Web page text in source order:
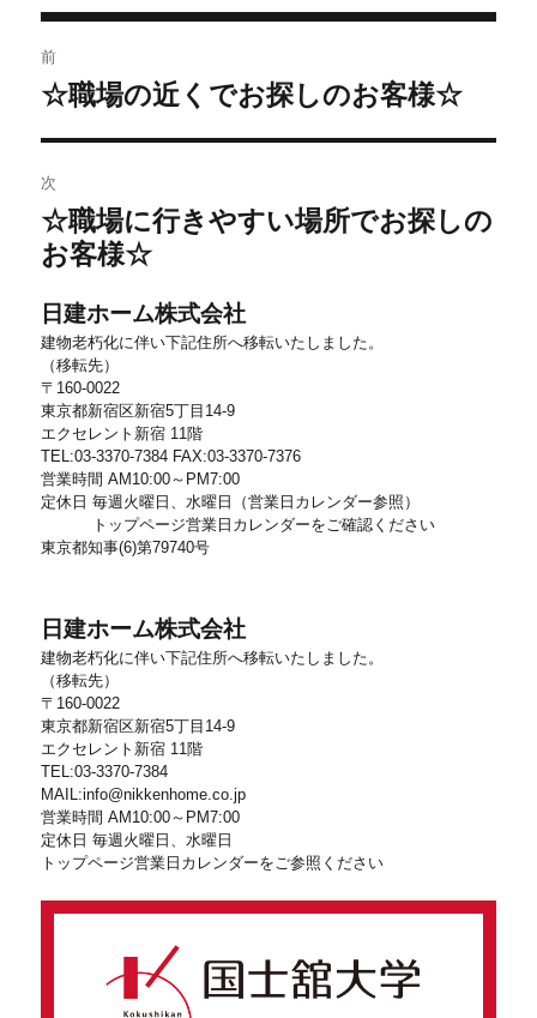
リ
稿
ナ
ビ
ー
シ
ョ
ン
前
前
の
☆職場の近くでお探しのお客様☆
次
次
の
投
☆職場に行きやすい場所でお探しの
お客様☆
日建ホーム株式会社
建物老朽化に伴い下記住所へ移転いたしました。
（移転先）
〒160-0022
東京都新宿区新宿5丁目14-9
エクセレント新宿 11階
TEL:03-3370-7384 FAX:03-3370-7376
営業時間 AM10:00～PM7:00
定休日 毎週火曜日、水曜日（営業日カレンダー参照）
トップページ営業日カレンダーをご確認ください
東京都知事(6)第79740号
日建ホーム株式会社
建物老朽化に伴い下記住所へ移転いたしました。
（移転先）
〒160-0022
東京都新宿区新宿5丁目14-9
エクセレント新宿 11階
TEL:03-3370-7384
MAIL:info@nikkenhome.co.jp
営業時間 AM10:00～PM7:00
定休日 毎週火曜日、水曜日
トップページ営業日カレンダーをご参照ください